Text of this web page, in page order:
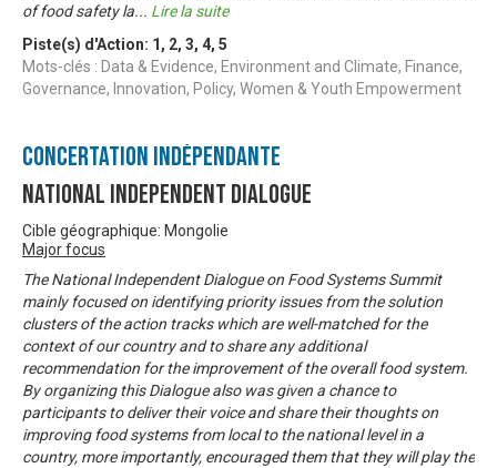
of food safety la... Lire la suite
Piste(s) d'Action: 1 , 2, 3, 4, 5
Mots-clés : Data & Evidence, Environment and Climate, Finance,
Governance, Innovation, Policy, Women & Youth Empowerment
Concertation Indépendante
National Independent Dialogue
Cible géographique: Mongolie
Major focus
The National Independent Dialogue on Food Systems Summit
mainly focused on identifying priority issues from the solution
clusters of the action tracks which are well-matched for the
context of our country and to share any additional
recommendation for the improvement of the overall food system.
By organizing this Dialogue also was given a chance to
participants to deliver their voice and share their thoughts on
improving food systems from local to the national level in a
country, more importantly, encouraged them that they will play the